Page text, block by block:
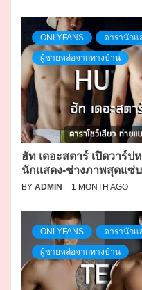
ONLYFANS ดารานักแ
ผู้ชายหล่อจากทางบ้าน
ฮัท เดอะสตาร์ เปิดวาร์
นักแสดง-ช่างภาพสุดแซ่บ
BY ADMIN 1 MONTH AGO
ONLYFANS ดารานักแ
ผู้ชายหล่อจากทางบ้าน